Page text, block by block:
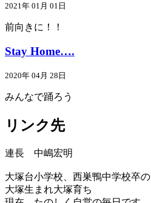
2021年 01月 01日
前向きに！！
Stay Home….
2020年 04月 28日
みんなで踊ろう
リンク先
連長 中嶋宏明
大塚台小学校、西巣鴨中学校卒の
大塚生まれ大塚育ち